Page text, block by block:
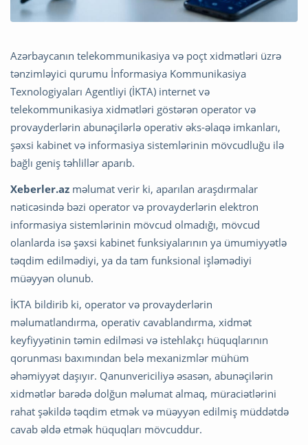
Azərbaycanın telekommunikasiya və poçt xidmətləri üzrə
tənzimləyici qurumu İnformasiya Kommunikasiya
Texnologiyaları Agentliyi (İKTA) internet və
telekommunikasiya xidmətləri göstərən operator və
provayderlərin abunəçilərlə operativ əks-əlaqə imkanları,
şəxsi kabinet və informasiya sistemlərinin mövcudluğu ilə
bağlı geniş təhlillər aparıb.
Xeberler.az məlumat verir ki, aparılan araşdırmalar
nəticəsində bəzi operator və provayderlərin elektron
informasiya sistemlərinin mövcud olmadığı, mövcud
olanlarda isə şəxsi kabinet funksiyalarının ya ümumiyyətlə
təqdim edilmədiyi, ya da tam funksional işləmədiyi
müəyyən olunub.
İKTA bildirib ki, operator və provayderlərin
məlumatlandırma, operativ cavablandırma, xidmət
keyfiyyətinin təmin edilməsi və istehlakçı hüquqlarının
qorunması baxımından belə mexanizmlər mühüm
əhəmiyyət daşıyır. Qanunvericiliyə əsasən, abunəçilərin
xidmətlər barədə dolğun məlumat almaq, müraciətlərini
rahat şəkildə təqdim etmək və müəyyən edilmiş müddətdə
cavab əldə etmək hüquqları mövcuddur.